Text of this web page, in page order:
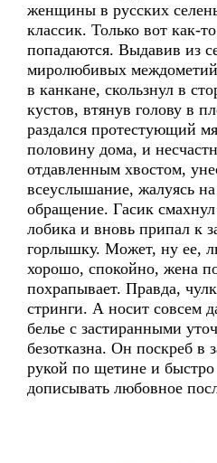
женщины в русских
классик. Только вот как-
попадаются. Выдавив из
миролюбивых
в канкане, скользнул в
кустов, втянув голову в
раздался протестующий
половину дома, и
отдавленным хвостом,
всеуслышание, жалуясь
обращение. Гасик смахнул
лобика и вновь припал к
горлышку. Может, ну ее,
хорошо, спокойно, жена
похрапывает. Правда,
стринги. А носит совсем
белье с застиранными
безотказна. Он поскреб в
рукой по щетине и быстро
дописывать любовное